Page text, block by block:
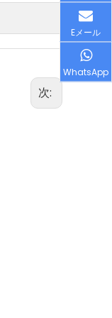
次:
Eメール
WhatsApp